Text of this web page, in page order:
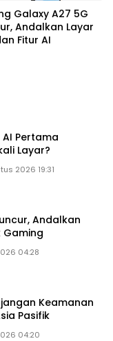
Galaxy A27 5G
Andalkan Layar
Fitur AI
Pertama
Layar?
2026 19:31
Andalkan
04:28
Keamanan
Pasifik
04:20